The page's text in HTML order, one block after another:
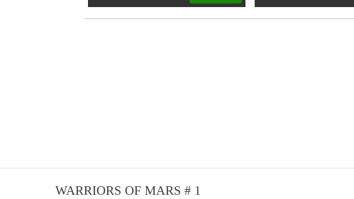
WARRIORS OF MARS # 1